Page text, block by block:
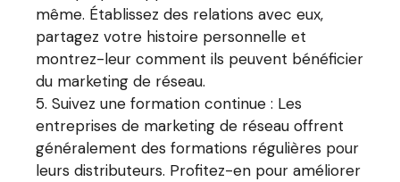
même. Établissez des relations avec eux,
partagez votre histoire personnelle et
montrez-leur comment ils peuvent bénéficier
du marketing de réseau.
Suivez une formation continue : Les
entreprises de marketing de réseau offrent
généralement des formations régulières pour
leurs distributeurs. Profitez-en pour améliorer